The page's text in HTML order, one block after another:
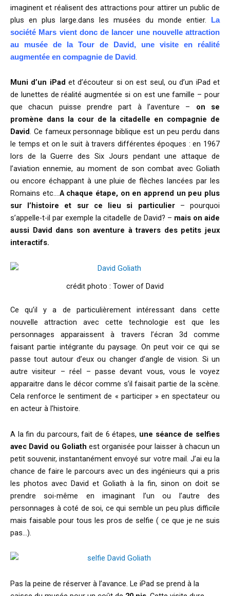
imaginent et réalisent des attractions pour attirer un public de
plus en plus large.dans les musées du monde entier.
La
société Mars vient donc de lancer une nouvelle attraction
au musée de la Tour de David, une visite en réalité
augmentée en compagnie de David
Muni d’un iPad et d’écouteur si on est seul, ou d’un iPad et
de lunettes de réalité augmentée si on est une famille – pour
que chacun puisse prendre part à l’aventure – on se
promène dans la cour de la citadelle en compagnie de
David. Ce fameux personnage biblique est un peu perdu dans
le temps et on le suit à travers différentes époques : en 1967
lors de la Guerre des Six Jours pendant une attaque de
l’aviation ennemie, au moment de son combat avec Goliath
ou encore échappant à une pluie de flèches lancées par les
Romains etc….A chaque étape, on en apprend un peu plus
sur l’histoire et sur ce lieu si particulier– pourquoi
s’appelle-t-il par exemple la citadelle de David? – mais on aide
aussi David dans son aventure à travers des petits jeux
interactifs.
crédit photo : Tower of David
Ce qu’il y a de particulièrement intéressant dans cette
nouvelle attraction avec cette technologie est que les
personnages apparaissent à travers l’écran 3d comme
faisant partie intégrante du paysage. On peut voir ce qui se
passe tout autour d’eux ou changer d’angle de vision. Si un
autre visiteur – réel – passe devant vous, vous le voyez
apparaitre dans le décor comme s’il faisait partie de la scène.
Cela renforce le sentiment de « participer » en spectateur ou
en acteur à l’histoire.
A la fin du parcours, fait de 6 étapes, une séance de selfies
avec David ou Goliath est organisée pour laisser à chacun un
petit souvenir, instantanément envoyé sur votre mail. J’ai eu la
chance de faire le parcours avec un des ingénieurs qui a pris
les photos avec David et Goliath à la fin, sinon on doit se
prendre soi-même en imaginant l’un ou l’autre des
personnages à coté de soi, ce qui semble un peu plus difficile
mais faisable pour tous les pros de selfie ( ce que je ne suis
pas…).
Pas la peine de réserver à l’avance. Le iPad se prend à la